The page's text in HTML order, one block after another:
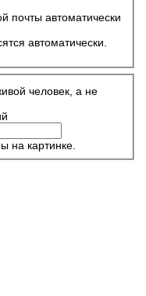
почты автоматически
автоматически.
человек, а не
на картинке.